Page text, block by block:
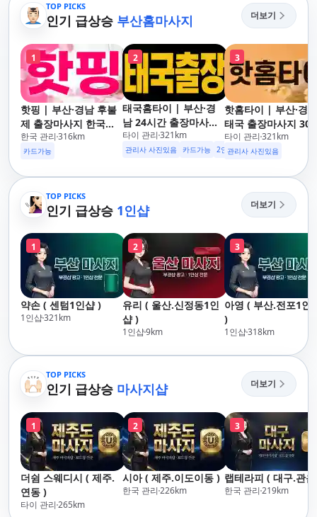
TOP PICKS
인기 급상승 부산홈마사지 더보기
1
핫핑 | 부산·경남 후불
제 출장마사지 한국인
관리사
한국 관리 316km
카드가능
2
태국홈타이 | 부산·경
남 24시간 출장마사지
후불제/해운대,사상,광
안리,남포동,구포,덕천,
산,구서,연산,서면,재
단,다대포,범일,범천,우
동,마린시티,송정,기장,
정관,일광,망미,토곡,시
청,양정,초량,사직,온
천,미남,만덕,괴정,학
장,금사,서동,반여,반
송,명륜,남천,대연,문
현,부전,개금,가야,주
례,괘법,학장,강서,신
호,서구,암남
타이 관리 321km
관리사 사진있음 카드가능 2인이상 할인 업소 이벤트중
3
핫홈타이 | 부산·경남
태국 출장마사지 30
도착 카드가능 24시
운대,사상,광안리,남
동,구포,덕천,명지,민
락,수영,동래,남산,구
서,연산,서면,재송,센
텀,송도,자갈치,하단
린시티,송정,기장,정
일광,망미,토곡,시청
정,초량,사직,온천,미
남,만덕,괴정,학장,금
사,서동,반여,반송,명
륜,남천,대연,문현,부
전,개금,가야,주례,괘
법,학장,강서,신호,서
타이 관리 321km
관리사 사진있음
TOP PICKS
인기 급상승 1인샵 더보기
1
약손 ( 센텀1인샵 )
1인샵321km
2
유리 ( 울산.신정동1인
샵 )
1인샵9km
3
아영 ( 부산.전포1인
)
1인샵318km
TOP PICKS
인기 급상승 마사지샵 더보기
1
더쉼 스웨디시 ( 제주.
연동 )
타이 관리 265km
2
시아 ( 제주.이도이동 )
한국 관리 226km
3
랩테라피 ( 대구.관
한국 관리 219km